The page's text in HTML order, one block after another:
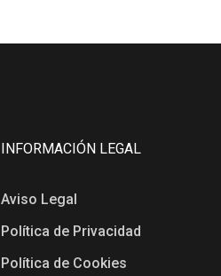
INFORMACIÓN LEGAL
Aviso Legal
Política de Privacidad
Política de Cookies